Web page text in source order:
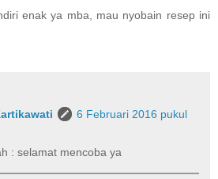
enak ya mba, mau nyobain resep ini
6 Februari 2016 pukul
: selamat mencoba ya